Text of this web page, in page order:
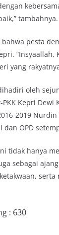
tambahnya.
bahwa pesta
yang
oleh
PKK Kepri
2019
dan OPD
tidak hanya
sebagai
: 630